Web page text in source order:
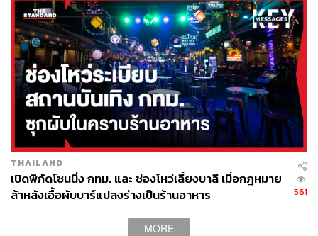
THAILAND
เปิดพิกัดโซนนิ่ง กทม. และ ช่องโหว่เลี่ยงบาลี เมื่อกฎหมาย
ล้าหลังเอื้อผับบาร์แปลงร่างเป็นร้านอาหาร
561
MORE